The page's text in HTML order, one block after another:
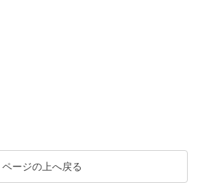
ページの上へ戻る